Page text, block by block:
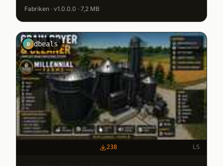
Fabriken · v1.0.0.0 · 7,2 MB
D dbeals
238 LS